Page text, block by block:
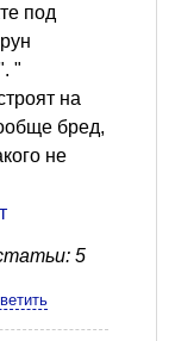
под
"
на
бред,
не
5